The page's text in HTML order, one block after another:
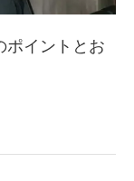
ポイントとお